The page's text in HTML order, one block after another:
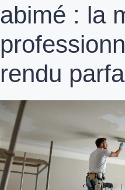
abimé : la
rendu